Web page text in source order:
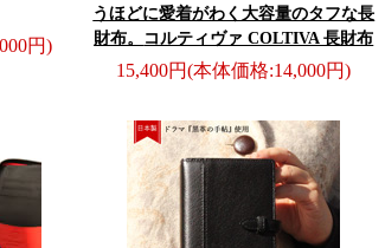
円)
うほどに愛着がわく大容量のタフな長
財布。
コルティヴァ COLTIVA 長財布
15,400円(本体価格:14,000円)